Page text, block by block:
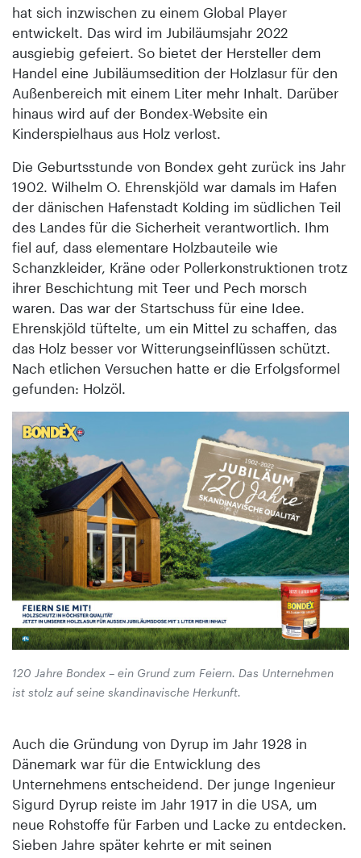
hat sich inzwischen zu einem Global Player
entwickelt. Das wird im Jubiläumsjahr 2022
ausgiebig gefeiert. So bietet der Hersteller dem
Handel eine Jubiläumsedition der Holzlasur für den
Außenbereich mit einem Liter mehr Inhalt. Darüber
hinaus wird auf der Bondex-Website ein
Kinderspielhaus aus Holz verlost.
Die Geburtsstunde von Bondex geht zurück ins Jahr
1902. Wilhelm O. Ehrenskjöld war damals im Hafen
der dänischen Hafenstadt Kolding im südlichen Teil
des Landes für die Sicherheit verantwortlich. Ihm
fiel auf, dass elementare Holzbauteile wie
Schanzkleider, Kräne oder Pollerkons­truktionen trotz
ihrer Beschichtung mit Teer und Pech morsch
waren. Das war der Startschuss für eine Idee.
Ehrenskjöld tüftelte, um ein Mittel zu schaffen, das
das Holz besser vor Witterungseinflüssen schützt.
Nach etlichen Versuchen hatte er die Erfolgsformel
gefunden: Holzöl.
120 Jahre Bondex – ein Grund zum Feiern. Das Unternehmen
ist stolz auf seine skandinavische Herkunft.
Auch die Gründung von Dyrup im Jahr 1928 in
Dänemark war für die Entwicklung des
Unternehmens entscheidend. Der junge Ingenieur
Sigurd Dyrup reiste im Jahr 1917 in die USA, um
neue Rohstoffe für Farben und Lacke zu entdecken.
Sieben Jahre später kehrte er mit seinen